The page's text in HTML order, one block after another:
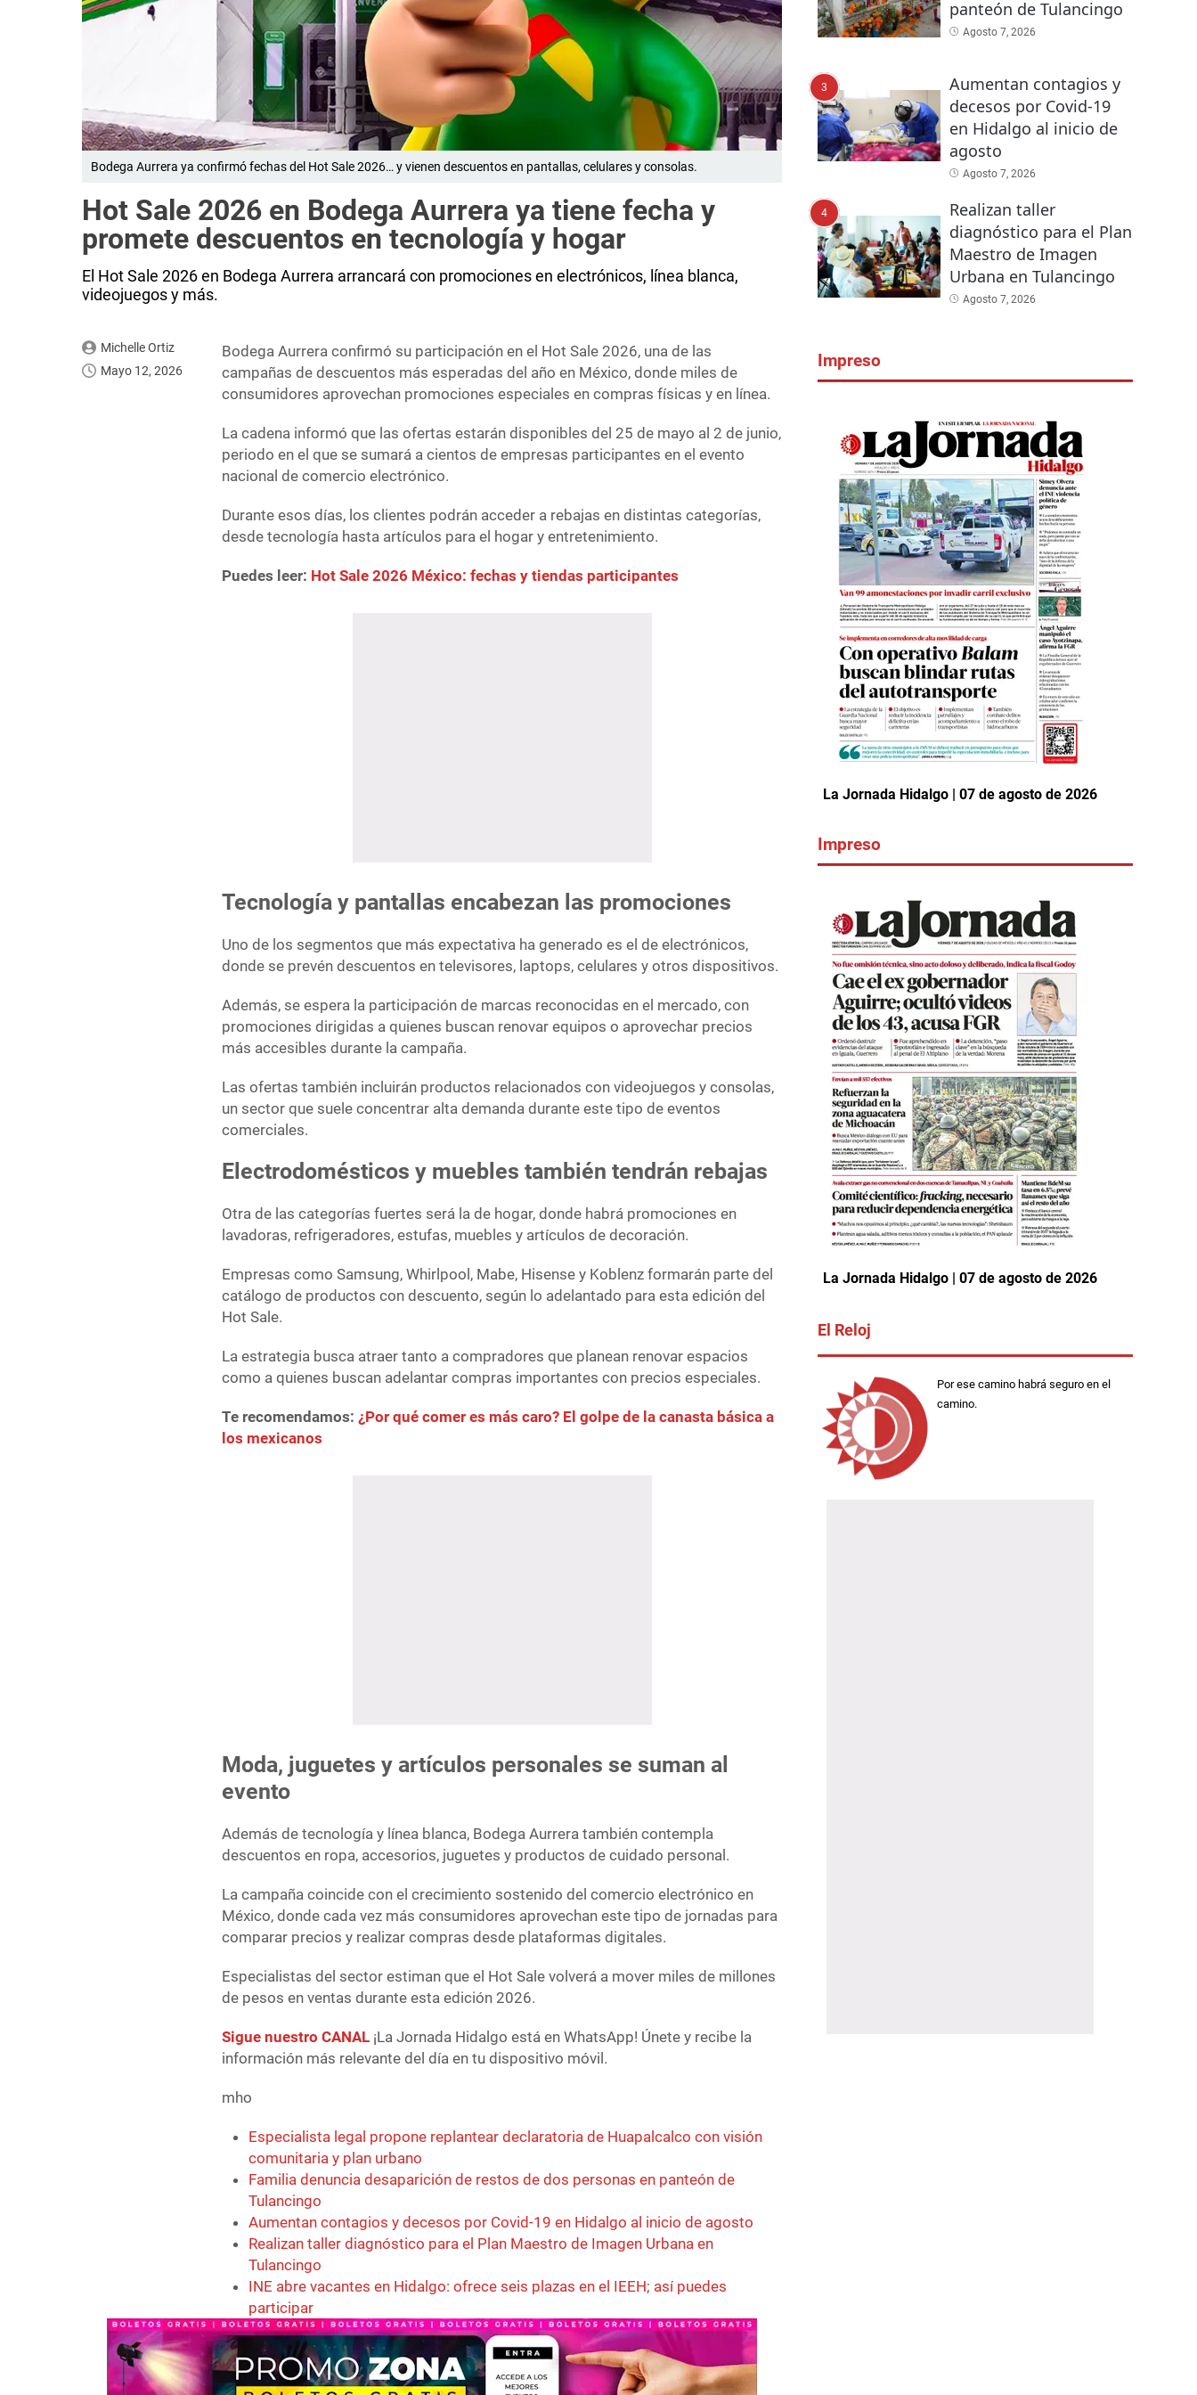
Bodega Aurrera ya confirmó fechas del Hot Sale 2026… y vienen descuentos en pantallas, celulares y consolas.
Hot Sale 2026 en Bodega Aurrera ya tiene fecha y
promete descuentos en tecnología y hogar
El Hot Sale 2026 en Bodega Aurrera arrancará con promociones en electrónicos, línea blanca,
videojuegos y más.
Michelle Ortiz
Mayo 12, 2026
Bodega Aurrera confirmó su participación en el Hot Sale 2026, una de las
campañas de descuentos más esperadas del año en México, donde miles de
consumidores aprovechan promociones especiales en compras físicas y en línea.
La cadena informó que las ofertas estarán disponibles del 25 de mayo al 2 de junio,
periodo en el que se sumará a cientos de empresas participantes en el evento
nacional de comercio electrónico.
Durante esos días, los clientes podrán acceder a rebajas en distintas categorías,
desde tecnología hasta artículos para el hogar y entretenimiento.
Puedes leer: Hot Sale 2026 México: fechas y tiendas participantes
Tecnología y pantallas encabezan las promociones
Uno de los segmentos que más expectativa ha generado es el de electrónicos,
donde se prevén descuentos en televisores, laptops, celulares y otros dispositivos.
Además, se espera la participación de marcas reconocidas en el mercado, con
promociones dirigidas a quienes buscan renovar equipos o aprovechar precios
más accesibles durante la campaña.
Las ofertas también incluirán productos relacionados con videojuegos y consolas,
un sector que suele concentrar alta demanda durante este tipo de eventos
comerciales.
Electrodomésticos y muebles también tendrán rebajas
Otra de las categorías fuertes será la de hogar, donde habrá promociones en
lavadoras, refrigeradores, estufas, muebles y artículos de decoración.
Empresas como Samsung, Whirlpool, Mabe, Hisense y Koblenz formarán parte del
catálogo de productos con descuento, según lo adelantado para esta edición del
Hot Sale.
La estrategia busca atraer tanto a compradores que planean renovar espacios
como a quienes buscan adelantar compras importantes con precios especiales.
Te recomendamos:¿Por qué comer es más caro? El golpe de la canasta básica a
los mexicanos
Moda, juguetes y artículos personales se suman al
evento
Además de tecnología y línea blanca, Bodega Aurrera también contempla
descuentos en ropa, accesorios, juguetes y productos de cuidado personal.
La campaña coincide con el crecimiento sostenido del comercio electrónico en
México, donde cada vez más consumidores aprovechan este tipo de jornadas para
comparar precios y realizar compras desde plataformas digitales.
Especialistas del sector estiman que el Hot Sale volverá a mover miles de millones
de pesos en ventas durante esta edición 2026.
Sigue nuestro CANAL ¡La Jornada Hidalgo está en WhatsApp! Únete y recibe la
información más relevante del día en tu dispositivo móvil.
mho
Especialista legal propone replantear declaratoria de Huapalcalco con visión
comunitaria y plan urbano
Familia denuncia desaparición de restos de dos personas en panteón de
Tulancingo
Aumentan contagios y decesos por Covid-19 en Hidalgo al inicio de agosto
Realizan taller diagnóstico para el Plan Maestro de Imagen Urbana en
Tulancingo
INE abre vacantes en Hidalgo: ofrece seis plazas en el IEEH; así puedes
participar
panteón de Tulancingo
Agosto 7, 2026
3
Aumentan contagios y
decesos por Covid-19
en Hidalgo al inicio de
agosto
Agosto 7, 2026
4
Realizan taller
diagnóstico para el Plan
Maestro de Imagen
Urbana en Tulancingo
Agosto 7, 2026
Impreso
La Jornada Hidalgo | 07 de agosto de 2026
Impreso
La Jornada Hidalgo | 07 de agosto de 2026
El Reloj
Por ese camino habrá seguro en el
camino.